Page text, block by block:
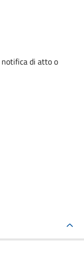
notifica di atto o